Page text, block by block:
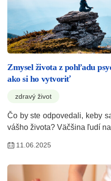
Zmysel života z pohľadu
ako si ho vytvoriť
zdravý život
Čo by ste odpovedali, keby
vášho života? Väčšina ľudí
11.06.2025